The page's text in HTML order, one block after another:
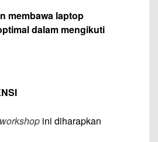
membawa laptop
dalam mengikuti
workshop ini diharapkan